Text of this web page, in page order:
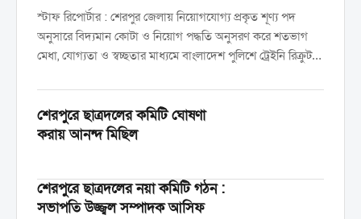
স্টাফ রিপোর্টার : শেরপুর জেলায় নিয়োগযোগ্য প্রকৃত শূণ্য পদ
অনুসারে বিদ্যমান কোটা ও নিয়োগ পদ্ধতি অনুসরণ করে শতভাগ
মেধা, যোগ্যতা ও স্বচ্ছতার মাধ্যমে বাংলাদেশ পুলিশে ট্রেইনি রিক্রুট
শেরপুরে ছাত্রদলের কমিটি ঘোষণা
করায় আনন্দ মিছিল
শেরপুরে ছাত্রদলের নয়া কমিটি গঠন :
সভাপতি উজ্জ্বল সম্পাদক আসিফ